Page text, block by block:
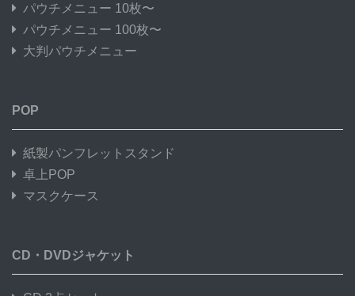
パウチメニュー 10枚〜
パウチメニュー 100枚〜
大判パウチメニュー
POP
紙製パンフレットスタンド
卓上POP
マスクケース
CD・DVDジャケット